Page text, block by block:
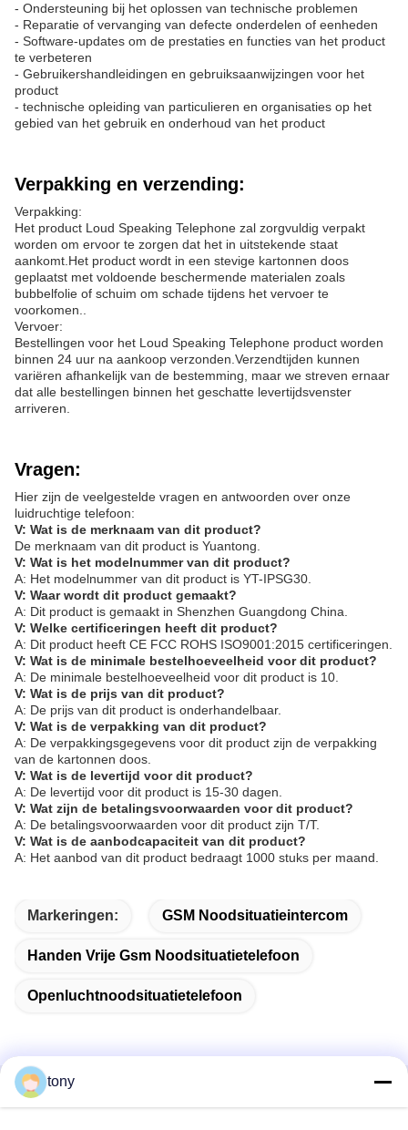
- Ondersteuning bij het oplossen van technische problemen
- Reparatie of vervanging van defecte onderdelen of eenheden
- Software-updates om de prestaties en functies van het product
te verbeteren
- Gebruikershandleidingen en gebruiksaanwijzingen voor het
product
- technische opleiding van particulieren en organisaties op het
gebied van het gebruik en onderhoud van het product
Verpakking en verzending:
Verpakking:
Het product Loud Speaking Telephone zal zorgvuldig verpakt
worden om ervoor te zorgen dat het in uitstekende staat
aankomt.Het product wordt in een stevige kartonnen doos
geplaatst met voldoende beschermende materialen zoals
bubbelfolie of schuim om schade tijdens het vervoer te
voorkomen..
Vervoer:
Bestellingen voor het Loud Speaking Telephone product worden
binnen 24 uur na aankoop verzonden.Verzendtijden kunnen
variëren afhankelijk van de bestemming, maar we streven ernaar
dat alle bestellingen binnen het geschatte levertijdsvenster
arriveren.
Vragen:
Hier zijn de veelgestelde vragen en antwoorden over onze
luidruchtige telefoon:
V: Wat is de merknaam van dit product?
De merknaam van dit product is Yuantong.
V: Wat is het modelnummer van dit product?
A: Het modelnummer van dit product is YT-IPSG30.
V: Waar wordt dit product gemaakt?
A: Dit product is gemaakt in Shenzhen Guangdong China.
V: Welke certificeringen heeft dit product?
A: Dit product heeft CE FCC ROHS ISO9001:2015 certificeringen.
V: Wat is de minimale bestelhoeveelheid voor dit product?
A: De minimale bestelhoeveelheid voor dit product is 10.
V: Wat is de prijs van dit product?
A: De prijs van dit product is onderhandelbaar.
V: Wat is de verpakking van dit product?
A: De verpakkingsgegevens voor dit product zijn de verpakking
van de kartonnen doos.
V: Wat is de levertijd voor dit product?
A: De levertijd voor dit product is 15-30 dagen.
V: Wat zijn de betalingsvoorwaarden voor dit product?
A: De betalingsvoorwaarden voor dit product zijn T/T.
V: Wat is de aanbodcapaciteit van dit product?
A: Het aanbod van dit product bedraagt 1000 stuks per maand.
Markeringen: GSM Noodsituatieintercom
Handen Vrije Gsm Noodsituatietelefoon
Openluchtnoodsituatietelefoon
Snel contact
tony